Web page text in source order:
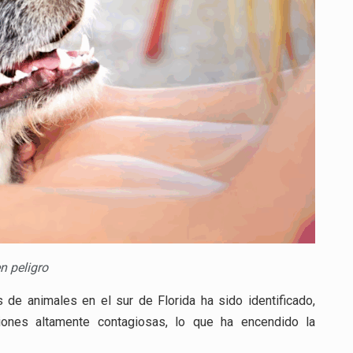
peligro
de animales en el sur de Florida ha sido identificado,
altamente contagiosas, lo que ha encendido la